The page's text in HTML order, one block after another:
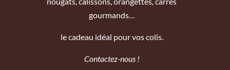
gourmands…
le cadeau idéal pour vos colis.
Contactez-nous !